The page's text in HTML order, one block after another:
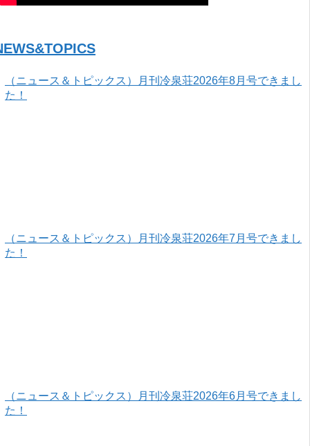
（ニュース＆トピックス）月刊冷泉荘2026年8月号できまし
た！
（ニュース＆トピックス）月刊冷泉荘2026年7月号できまし
た！
（ニュース＆トピックス）月刊冷泉荘2026年6月号できまし
た！